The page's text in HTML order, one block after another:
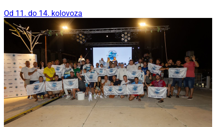
Od 11. do 14. kolovoza